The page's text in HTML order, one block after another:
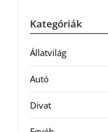
Kategóriák
Állatvilág
Autó
Divat